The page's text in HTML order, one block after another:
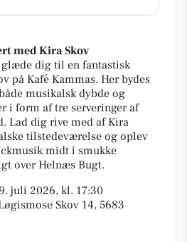
med Kira Skov
glæde dig til en fantastisk
på Kafé Kammas. Her bydes
musikalsk dybde og
i form af tre serveringer af
Lad dig rive med af Kira
tilstedeværelse og oplev
midt i smukke
over Helnæs Bugt.
juli 2026, kl. 17:30
Skov 14, 5683